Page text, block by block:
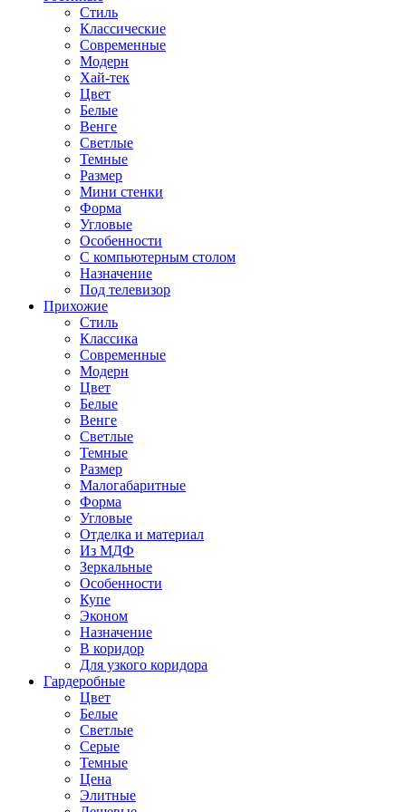
Стиль
Классические
Современные
Модерн
Хай-тек
Цвет
Белые
Венге
Светлые
Темные
Размер
Мини стенки
Форма
Угловые
Особенности
С компьютерным столом
Назначение
Под телевизор
Прихожие
Стиль
Классика
Современные
Модерн
Цвет
Белые
Венге
Светлые
Темные
Размер
Малогабаритные
Форма
Угловые
Отделка и материал
Из МДФ
Зеркальные
Особенности
Купе
Эконом
Назначение
В коридор
Для узкого коридора
Гардеробные
Цвет
Белые
Светлые
Серые
Темные
Цена
Элитные